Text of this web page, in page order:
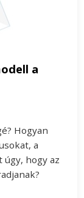
a
Hogyan
a
hogy az